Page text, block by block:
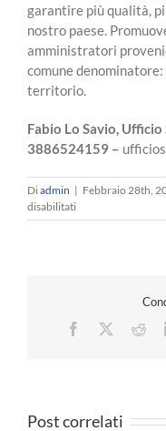
garantire più qualità,
nostro paese.
amministratori
comune
territorio.
Fabio Lo Savio,
3886524159 –
Diadmin | Febbraio 28th,
disabilitatisu
Seminario
Il
Futuro
giugno
Facebook
Post correlati